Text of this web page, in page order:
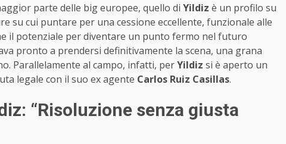
parte delle big europee, quello di Yildiz è un profilo su
su cui puntare per una cessione eccellente, funzionale alle
il potenziale per diventare un punto fermo nel futuro
pronto a prendersi definitivamente la scena, una grana
Parallelamente al campo, infatti, perYildiz si è aperto un
legale con il suo ex agente Carlos Ruiz Casillas.
“Risoluzione senza giusta